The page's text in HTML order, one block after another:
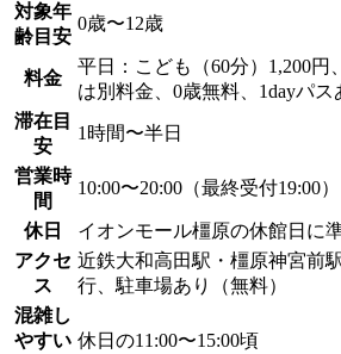
対象年
齢目安
0歳〜12歳
料金
平日：こども（60分）1,200円
は別料金、0歳無料、1dayパス
滞在目
安
1時間〜半日
営業時
間
10:00〜20:00（最終受付19:00）
休日
イオンモール橿原の休館日に
アクセ
ス
近鉄大和高田駅・橿原神宮前
行、駐車場あり（無料）
混雑し
やすい 休日の11:00〜15:00頃